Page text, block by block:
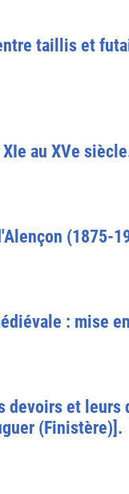
taillis et
au XVe
(1875-
: mise
et
(Finistère)].